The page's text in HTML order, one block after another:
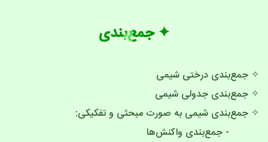
✦ جمع‌بندی
✧ جمع‌بندی درختی شیمی
✧ جمع‌بندی جدولی شیمی
✧ جمع‌بندی شیمی به صورت مبحثی و تفکیکی:
- جمع‌بندی واکنش‌ها